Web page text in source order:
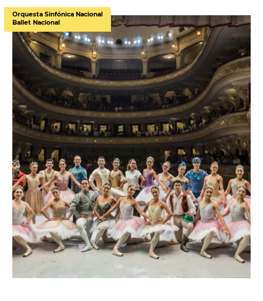
Orquesta Sinfónica Nacional
Ballet Nacional